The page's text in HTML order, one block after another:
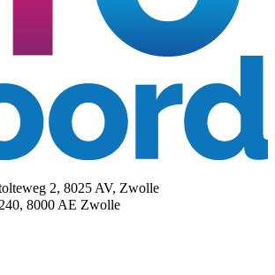
2, 8025 AV, Zwolle
8000 AE Zwolle